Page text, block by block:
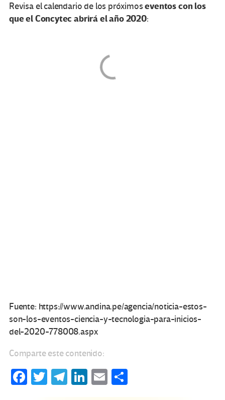
Revisa el calendario de los próximoseventos con los
que el Concytec abrirá el año 2020:
Fuente: https://www.andina.pe/agencia/noticia-estos-
son-los-eventos-ciencia-y-tecnologia-para-inicios-
del-2020-778008.aspx
Comparte este contenido:
Fa T
Te Li
E